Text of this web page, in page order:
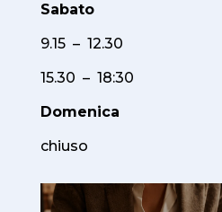
Sabato
9.15 – 12.30
15.30 – 18:30
Domenica
chiuso